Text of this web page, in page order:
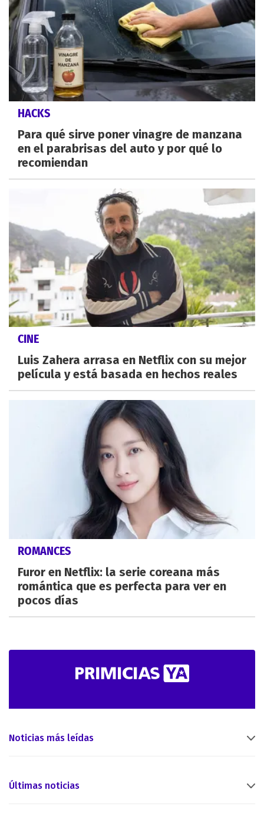
HACKS
Para qué sirve poner vinagre de manzana
en el parabrisas del auto y por qué lo
recomiendan
CINE
Luis Zahera arrasa en Netflix con su mejor
película y está basada en hechos reales
ROMANCES
Furor en Netflix: la serie coreana más
romántica que es perfecta para ver en
pocos días
Noticias más leídas
Últimas noticias